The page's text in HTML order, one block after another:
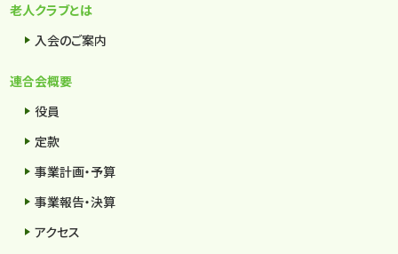
老人クラブとは
入会のご案内
連合会概要
役員
定款
事業計画・予算
事業報告・決算
アクセス